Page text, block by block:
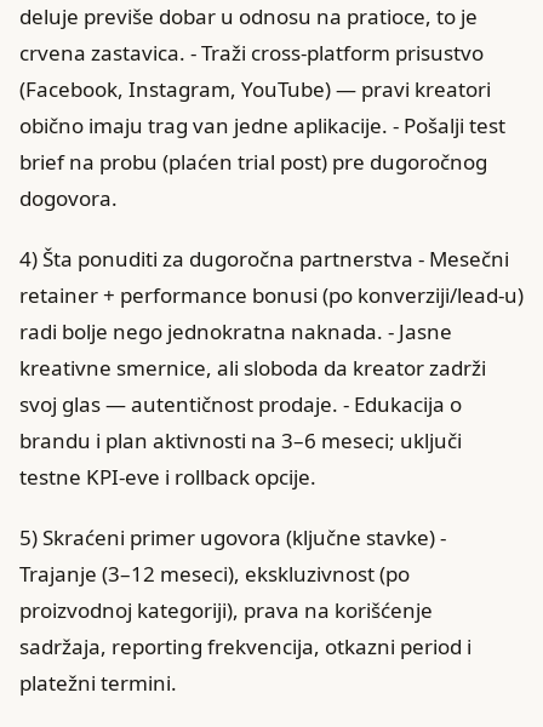
deluje previše dobar u odnosu na pratioce, to je
crvena zastavica. - Traži cross‑platform prisustvo
(Facebook, Instagram, YouTube) — pravi kreatori
obično imaju trag van jedne aplikacije. - Pošalji test
brief na probu (plaćen trial post) pre dugoročnog
dogovora.
4) Šta ponuditi za dugoročna partnerstva - Mesečni
retainer + performance bonusi (po konverziji/lead‑u)
radi bolje nego jednokratna naknada. - Jasne
kreativne smernice, ali sloboda da kreator zadrži
svoj glas — autentičnost prodaje. - Edukacija o
brandu i plan aktivnosti na 3–6 meseci; uključi
testne KPI‑eve i rollback opcije.
5) Skraćeni primer ugovora (ključne stavke) -
Trajanje (3–12 meseci), ekskluzivnost (po
proizvodnoj kategoriji), prava na korišćenje
sadržaja, reporting frekvencija, otkazni period i
platežni termini.